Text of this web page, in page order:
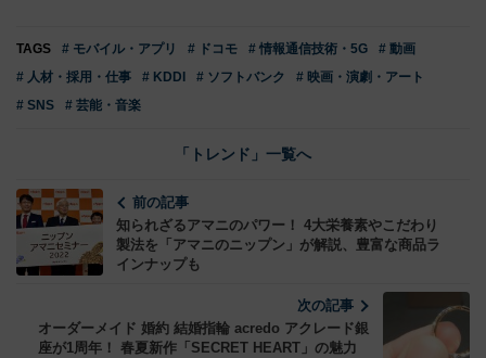
TAGS # モバイル・アプリ # ドコモ # 情報通信技術・5G
# 動画
# 人材・採用・仕事
# KDDI # ソフトバンク
# 映画・演劇・アート
# SNS
# 芸能・音楽
「トレンド」一覧へ
前の記事
知られざるアマニのパワー！ 4大栄養素やこだわり
製法を「アマニのニップン」が解説、豊富な商品ラ
インナップも
次の記事
オーダーメイド 婚約 結婚指輪 acredo アクレード銀
座が1周年！ 春夏新作「SECRET HEART」の魅力